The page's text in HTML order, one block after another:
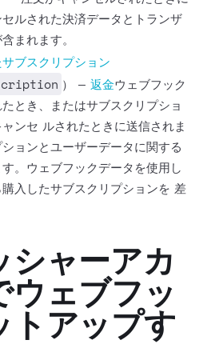
ルされた決済データとトランザ
まれます。
ブスクリプション
） — 返金ウェブフック
とき、またはサブスクリプショ
ンセ ルされたときに送信されま
ョンとユーザーデータに関する
。ウェブフックデータを使用し
入したサブスクリプションを 差
シャーアカ
ウェブフッ
トアップす